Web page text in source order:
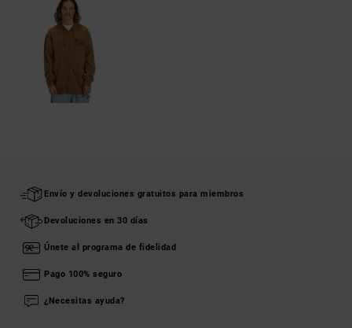
Envío y devoluciones gratuitos para miembros
Devoluciones en 30 días
Únete al programa de fidelidad
Pago 100% seguro
¿Necesitas ayuda?